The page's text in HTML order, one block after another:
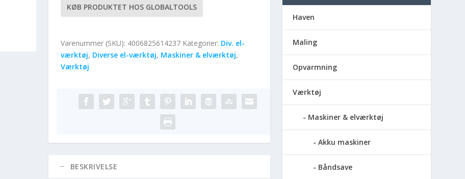
KØB PRODUKTET HOS GLOBALTOOLS
Varenummer (SKU): 4006825614237 Kategorier: Div. el-
værktøj, Diverse el-værktøj, Maskiner & elværktøj,
Værktøj
BESKRIVELSE
Haven
Maling
Opvarmning
Værktøj
Maskiner & elværktøj
Akku maskiner
Båndsave